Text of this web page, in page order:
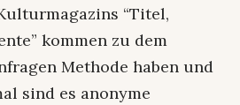
“Titel,
kommen zu dem
Methode haben und
sind es anonyme